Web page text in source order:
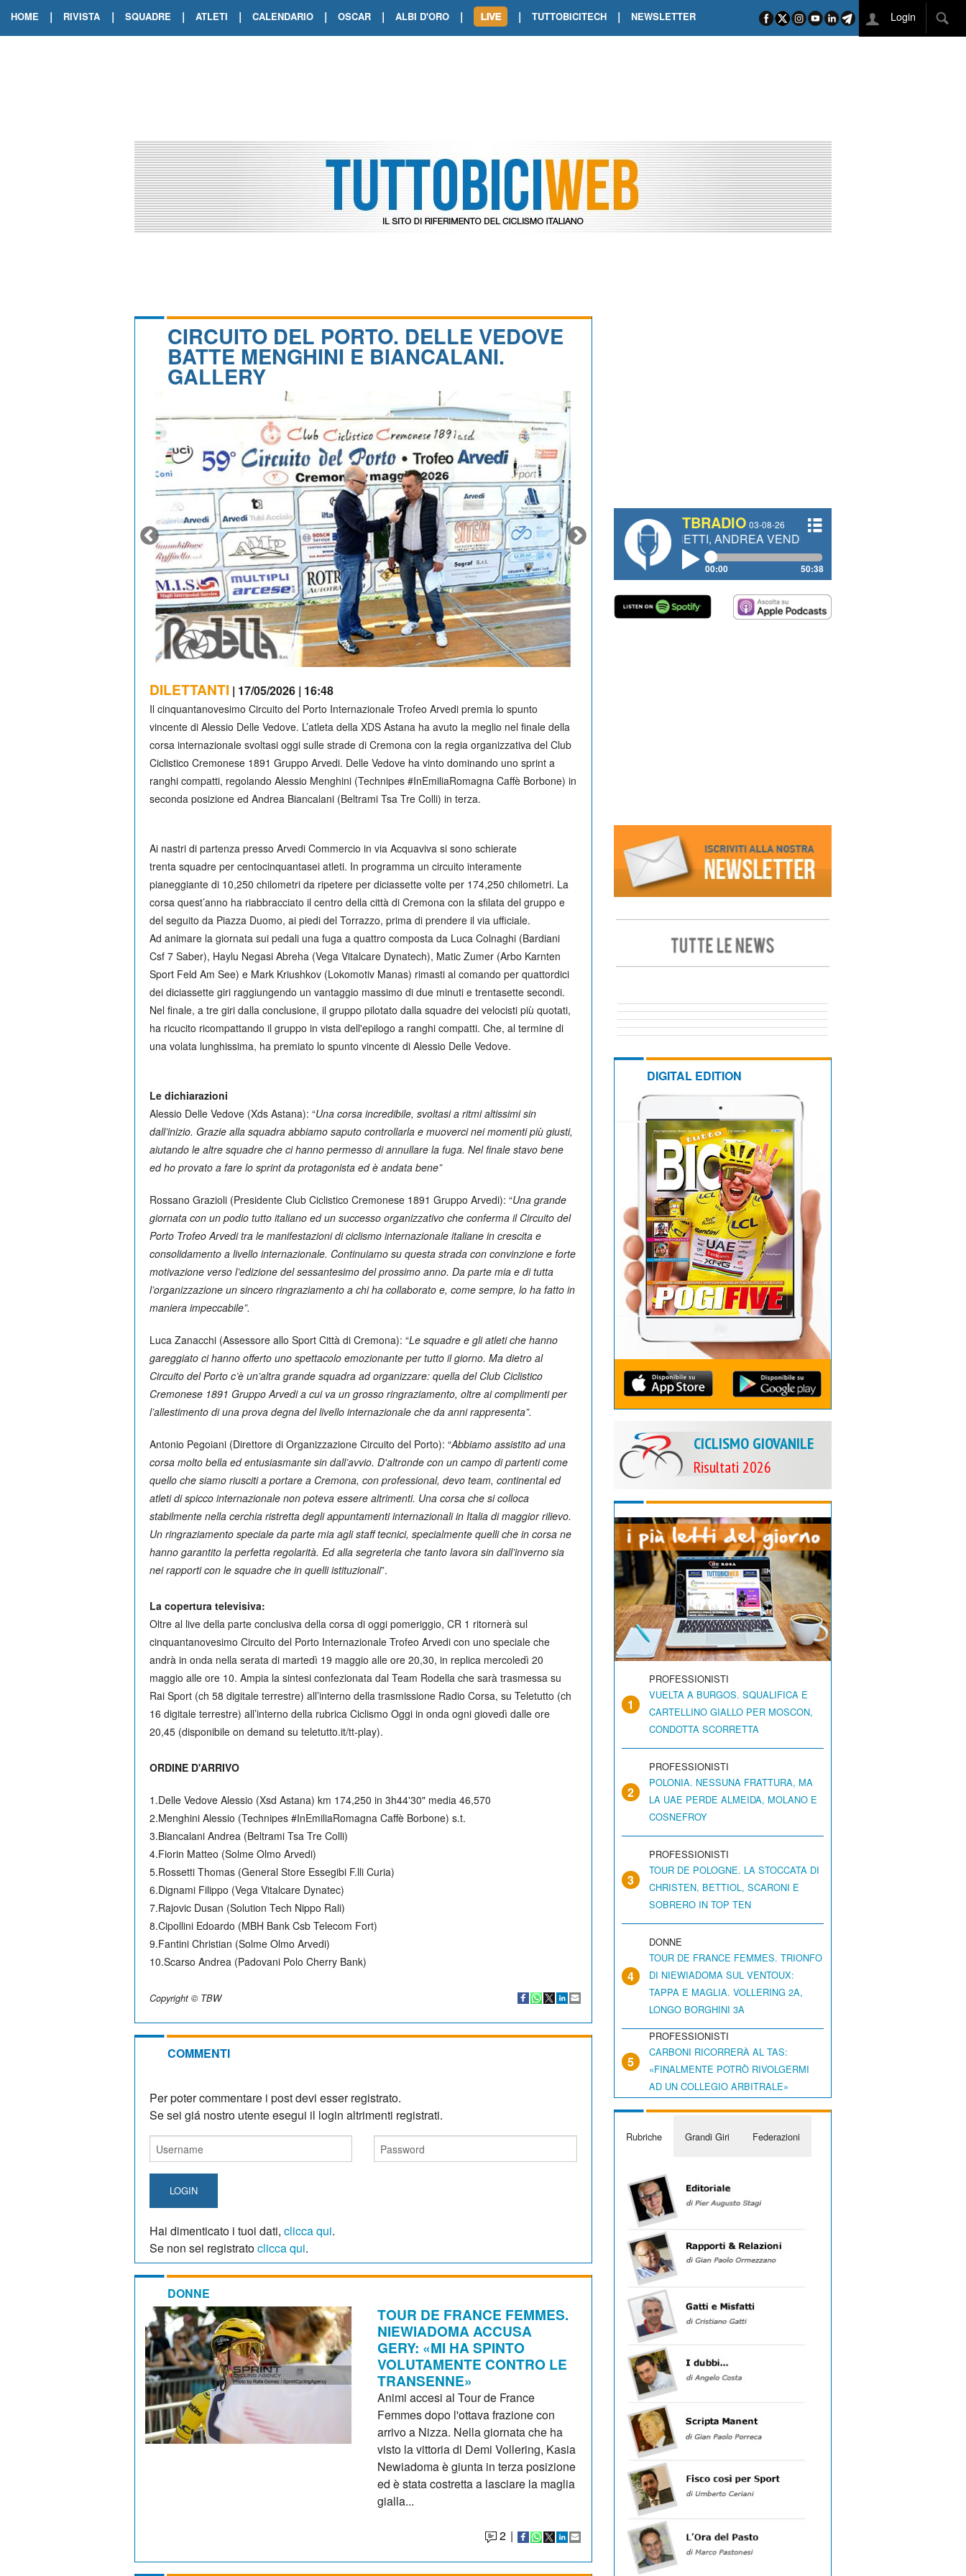
HOME | RIVISTA | SQUADRE | ATLETI | CALENDARIO | OSCAR | ALBI D'ORO |
TOUR DE FRANCE. ORCIERES-MERLETTE INCORONA CARAPAZ
TOUR DE FRANCE. A VOIRON TRIONFO DI PHILIPSEN SU SCHMID E KOOIJ
| TUTTOBICITECH | NEWSLETTER Login
CIRCUITO DEL PORTO. DELLE VEDOVE
BATTE MENGHINI E BIANCALANI.
GALLERY
DILETTANTI | 17/05/2026 | 16:48
Il cinquantanovesimo Circuito del Porto Internazionale Trofeo Arvedi premia lo spunto
vincente di Alessio Delle Vedove. L’atleta della XDS Astana ha avuto la meglio nel finale della
corsa internazionale svoltasi oggi sulle strade di Cremona con la regia organizzativa del Club
Ciclistico Cremonese 1891 Gruppo Arvedi. Delle Vedove ha vinto dominando uno sprint a
ranghi compatti, regolando Alessio Menghini (Technipes #InEmiliaRomagna Caffè Borbone) in
seconda posizione ed Andrea Biancalani (Beltrami Tsa Tre Colli) in terza.
Ai nastri di partenza presso Arvedi Commercio in via Acquaviva si sono schierate
trenta squadre per centocinquantasei atleti. In programma un circuito interamente
pianeggiante di 10,250 chilometri da ripetere per diciassette volte per 174,250 chilometri. La
corsa quest’anno ha riabbracciato il centro della città di Cremona con la sfilata del gruppo e
del seguito da Piazza Duomo, ai piedi del Torrazzo, prima di prendere il via ufficiale.
Ad animare la giornata sui pedali una fuga a quattro composta da Luca Colnaghi (Bardiani
Csf 7 Saber), Haylu Negasi Abreha (Vega Vitalcare Dynatech), Matic Zumer (Arbo Karnten
Sport Feld Am See) e Mark Kriushkov (Lokomotiv Manas) rimasti al comando per quattordici
dei diciassette giri raggiungendo un vantaggio massimo di due minuti e trentasette secondi.
Nel finale, a tre giri dalla conclusione, il gruppo pilotato dalla squadre dei velocisti più quotati,
ha ricucito ricompattando il gruppo in vista dell'epilogo a ranghi compatti. Che, al termine di
una volata lunghissima, ha premiato lo spunto vincente di Alessio Delle Vedove.
Le dichiarazioni
Alessio Delle Vedove (Xds Astana): “Una corsa incredibile, svoltasi a ritmi altissimi sin
dall’inizio. Grazie alla squadra abbiamo saputo controllarla e muoverci nei momenti più giusti,
aiutando le altre squadre che ci hanno permesso di annullare la fuga. Nel finale stavo bene
ed ho provato a fare lo sprint da protagonista ed è andata bene”
Rossano Grazioli (Presidente Club Ciclistico Cremonese 1891 Gruppo Arvedi): “Una grande
giornata con un podio tutto italiano ed un successo organizzativo che conferma il Circuito del
Porto Trofeo Arvedi tra le manifestazioni di ciclismo internazionale italiane in crescita e
consolidamento a livello internazionale. Continuiamo su questa strada con convinzione e forte
motivazione verso l’edizione del sessantesimo del prossimo anno. Da parte mia e di tutta
l’organizzazione un sincero ringraziamento a chi ha collaborato e, come sempre, lo ha fatto in
maniera impeccabile”.
Luca Zanacchi (Assessore allo Sport Città di Cremona): “Le squadre e gli atleti che hanno
gareggiato ci hanno offerto uno spettacolo emozionante per tutto il giorno. Ma dietro al
Circuito del Porto c’è un’altra grande squadra ad organizzare: quella del Club Ciclistico
Cremonese 1891 Gruppo Arvedi a cui va un grosso ringraziamento, oltre ai complimenti per
l’allestimento di una prova degna del livello internazionale che da anni rappresenta”.
Antonio Pegoiani (Direttore di Organizzazione Circuito del Porto): “Abbiamo assistito ad una
corsa molto bella ed entusiasmante sin dall’avvio. D'altronde con un campo di partenti come
quello che siamo riusciti a portare a Cremona, con professional, devo team, continental ed
atleti di spicco internazionale non poteva essere altrimenti. Una corsa che si colloca
stabilmente nella cerchia ristretta degli appuntamenti internazionali in Italia di maggior rilievo.
Un ringraziamento speciale da parte mia agli staff tecnici, specialmente quelli che in corsa ne
hanno garantito la perfetta regolarità. Ed alla segreteria che tanto lavora sin dall’inverno sia
nei rapporti con le squadre che in quelli istituzionali”.
La copertura televisiva:
Oltre al live della parte conclusiva della corsa di oggi pomeriggio, CR 1 ritornerà sul
cinquantanovesimo Circuito del Porto Internazionale Trofeo Arvedi con uno speciale che
andrà in onda nella serata di martedì 19 maggio alle ore 20,30, in replica mercoledì 20
maggio alle ore 10. Ampia la sintesi confezionata dal Team Rodella che sarà trasmessa su
Rai Sport (ch 58 digitale terrestre) all’interno della trasmissione Radio Corsa, su Teletutto (ch
16 digitale terrestre) all’interno della rubrica Ciclismo Oggi in onda ogni giovedì dalle ore
20,45 (disponibile on demand su teletutto.it/tt-play).
ORDINE D'ARRIVO
1.Delle Vedove Alessio (Xsd Astana) km 174,250 in 3h44'30" media 46,570
2.Menghini Alessio (Technipes #InEmiliaRomagna Caffè Borbone) s.t.
3.Biancalani Andrea (Beltrami Tsa Tre Colli)
4.Fiorin Matteo (Solme Olmo Arvedi)
5.Rossetti Thomas (General Store Essegibi F.lli Curia)
6.Dignami Filippo (Vega Vitalcare Dynatec)
7.Rajovic Dusan (Solution Tech Nippo Rali)
8.Cipollini Edoardo (MBH Bank Csb Telecom Fort)
9.Fantini Christian (Solme Olmo Arvedi)
10.Scarso Andrea (Padovani Polo Cherry Bank)
Copyright © TBW
COMMENTI
Per poter commentare i post devi esser registrato.
Se sei giá nostro utente esegui il login altrimenti registrati.
LOGIN
Hai dimenticato i tuoi dati, clicca qui.
Se non sei registratoclicca qui.
DONNE
TOUR DE FRANCE FEMMES.
NIEWIADOMA ACCUSA
GERY: «MI HA SPINTO
VOLUTAMENTE CONTRO LE
TRANSENNE»
Animi accesi al Tour de France
Femmes dopo l'ottava frazione con
arrivo a Nizza. Nella giornata che ha
visto la vittoria di Demi Vollering, Kasia
Newiadoma è giunta in terza posizione
ed è stata costretta a lasciare la maglia
gialla...
2 |
TBRADIO 03-08-26
#334 CHARLY WEGELIUS, MAURO GIANETTI, ANDREA VENDRAME, FILIPPO FIORELLI
00:00 50:38
DIGITAL EDITION
CICLISMO GIOVANILE
Risultati 2026
1
PROFESSIONISTI
VUELTA A BURGOS. SQUALIFICA E
CARTELLINO GIALLO PER MOSCON,
CONDOTTA SCORRETTA
2
PROFESSIONISTI
POLONIA. NESSUNA FRATTURA, MA
LA UAE PERDE ALMEIDA, MOLANO E
COSNEFROY
3
PROFESSIONISTI
TOUR DE POLOGNE. LA STOCCATA DI
CHRISTEN, BETTIOL, SCARONI E
SOBRERO IN TOP TEN
4
DONNE
TOUR DE FRANCE FEMMES. TRIONFO
DI NIEWIADOMA SUL VENTOUX:
TAPPA E MAGLIA. VOLLERING 2A,
LONGO BORGHINI 3A
5
PROFESSIONISTI
CARBONI RICORRERÀ AL TAS:
«FINALMENTE POTRÒ RIVOLGERMI
AD UN COLLEGIO ARBITRALE»
Rubriche Grandi Giri Federazioni